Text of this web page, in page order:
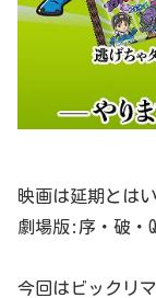
映画は延期とは
劇場版:序・破・
今回はビックリ